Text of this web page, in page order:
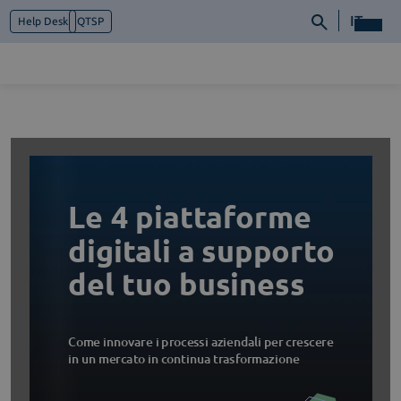
Help Desk QTSP IT
Cosa facciamo
Industry
News e Media
Contattaci